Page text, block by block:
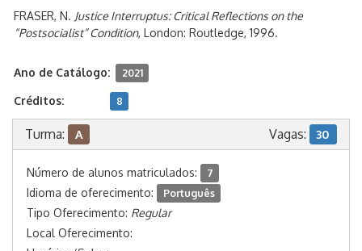
FRASER, N. Justice Interruptus: Critical Reflections on the
“Postsocialist” Condition, London: Routledge, 1996.
Ano de Catálogo: 2021
Créditos: 8
Turma: A Vagas: 30
Número de alunos matriculados: 7
Idioma de oferecimento: Português
Tipo Oferecimento: Regular
Local Oferecimento: